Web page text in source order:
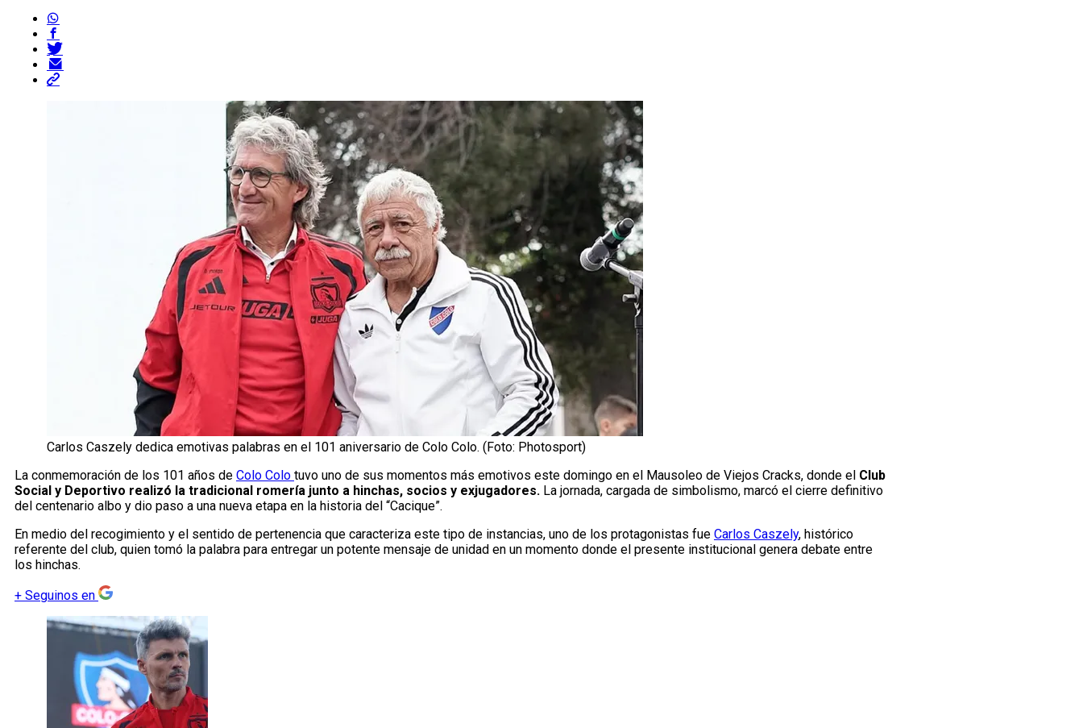
Carlos Caszely dedica emotivas palabras en el 101 aniversario de Colo Colo. (Foto: Photosport)
La conmemoración de los 101 años de Colo Colo tuvo uno de sus momentos más emotivos este domingo en el Mausoleo de Viejos Cracks, donde el Club
Social y Deportivo realizó la tradicional romería junto a hinchas, socios y exjugadores. La jornada, cargada de simbolismo, marcó el cierre definitivo
del centenario albo y dio paso a una nueva etapa en la historia del “Cacique”.
En medio del recogimiento y el sentido de pertenencia que caracteriza este tipo de instancias, uno de los protagonistas fue Carlos Caszely, histórico
referente del club, quien tomó la palabra para entregar un potente mensaje de unidad en un momento donde el presente institucional genera debate entre
los hinchas.
+ Seguinos en